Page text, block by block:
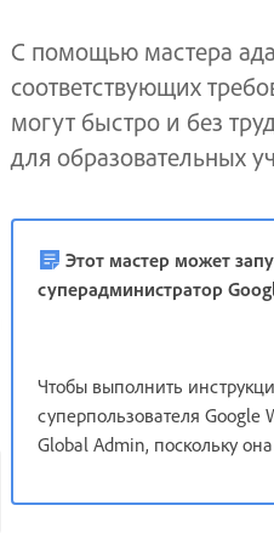
С помощью мастера
соответствующих
могут быстро и без
для образовательных
Этот мастер может
суперадминистратор
Чтобы выполнить
суперпользователя Google
Global Admin, поскольку